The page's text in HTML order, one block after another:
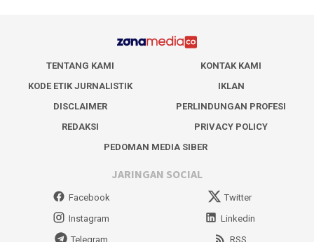
TENTANG KAMI
KONTAK KAMI
KODE ETIK JURNALISTIK
IKLAN
DISCLAIMER
PERLINDUNGAN PROFESI
REDAKSI
PRIVACY POLICY
PEDOMAN MEDIA SIBER
JARINGAN SOCIAL
Facebook
Twitter
Instagram
Linkedin
Telegram
RSS